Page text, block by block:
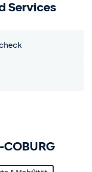
Services